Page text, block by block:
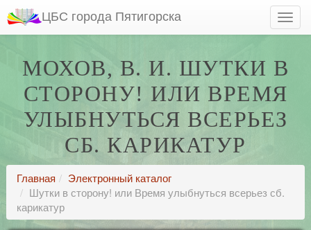
ЦБС города Пятигорска
МОХОВ, В. И. ШУТКИ В
СТОРОНУ! ИЛИ ВРЕМЯ
УЛЫБНУТЬСЯ ВСЕРЬЕЗ
СБ. КАРИКАТУР
Главная
Электронный каталог
Шутки в сторону! или Время улыбнуться всерьез сб.
карикатур